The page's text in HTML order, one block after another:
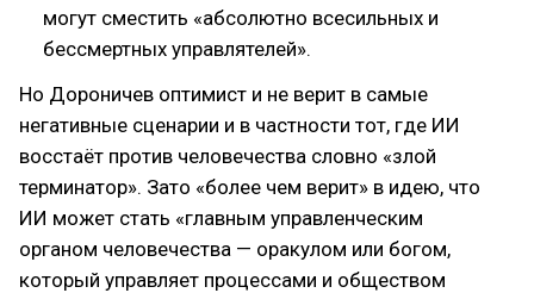
могут сместить «абсолютно всесильных и
бессмертных управлятелей».
Но Дороничев оптимист и не верит в самые
негативные сценарии и в частности тот, где ИИ
восстаёт против человечества словно «злой
терминатор». Зато «более чем верит» в идею, что
ИИ может стать «главным управленческим
органом человечества — оракулом или богом,
который управляет процессами и обществом